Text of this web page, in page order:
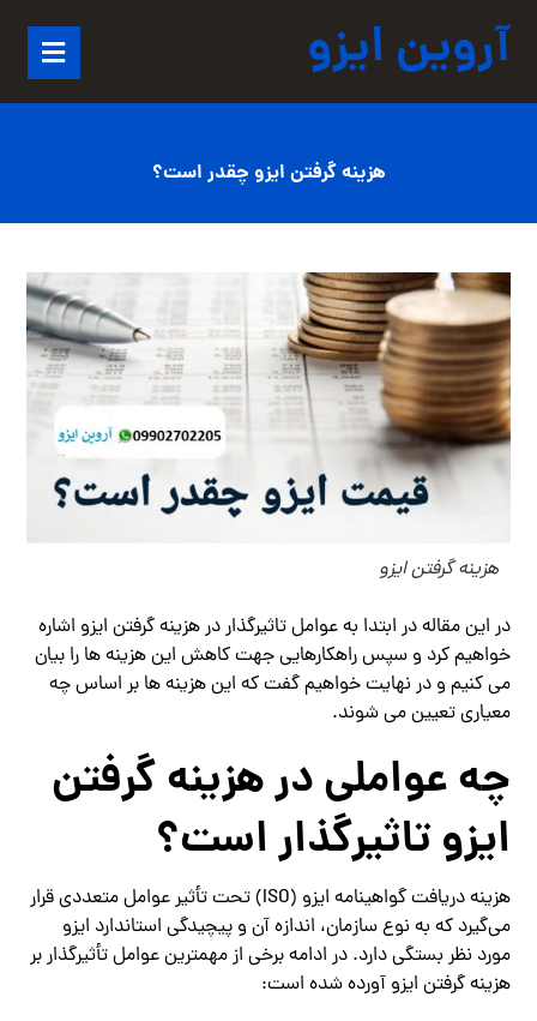
آروین ایزو
هزینه گرفتن ایزو چقدر است؟
هزینه گرفتن ایزو
در این مقاله در ابتدا به عوامل تاثیرگذار در هزینه گرفتن ایزو اشاره
خواهیم کرد و سپس راهکارهایی جهت کاهش این هزینه ها را بیان
می کنیم و در نهایت خواهیم گفت که این هزینه ها بر اساس چه
معیاری تعیین می شوند.
چه عواملی در هزینه گرفتن
ایزو تاثیرگذار است؟
هزینه دریافت گواهینامه ایزو (ISO) تحت تأثیر عوامل متعددی قرار
می‌گیرد که به نوع سازمان، اندازه آن و پیچیدگی استاندارد ایزو
مورد نظر بستگی دارد. در ادامه برخی از مهمترین عوامل تأثیرگذار بر
هزینه‌ گرفتن ایزو آورده شده است: